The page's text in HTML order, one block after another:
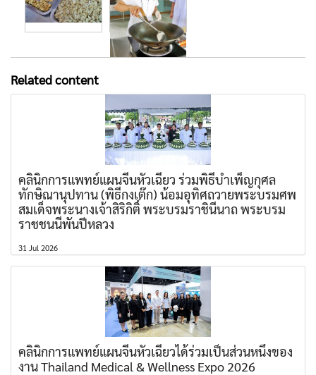
Related content
คลินิกการแพทย์แผนจีนหัวเฉียว ร่วมพิธีบำเพ็ญกุศล
ทักษิณานุปทาน (พิธีกงเต๊ก) น้อมอุทิศถวายพระบรมศพ
สมเด็จพระนางเจ้าสิริกิติ์ พระบรมราชินีนาถ พระบรม
ราชชนนีพันปีหลวง
31 Jul 2026
คลินิกการแพทย์แผนจีนหัวเฉียวได้ร่วมเป็นส่วนหนึ่งของ
งาน Thailand Medical & Wellness Expo 2026